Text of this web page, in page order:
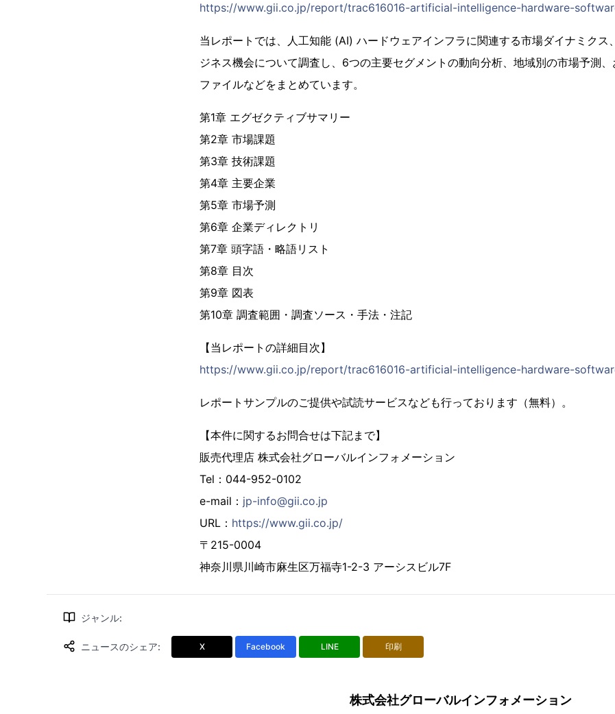
https://www.gii.co.jp/report/trac616016-artificial-intelligence-hardware-
当レポートでは、人工知能 (AI) ハードウェアインフラに関連する市場ダイナミクス
ジネス機会について調査し、6つの主要セグメントの動向分析、地域別の市場予測
ファイルなどをまとめています。
第1章 エグゼクティブサマリー
第2章 市場課題
第3章 技術課題
第4章 主要企業
第5章 市場予測
第6章 企業ディレクトリ
第7章 頭字語・略語リスト
第8章 目次
第9章 図表
第10章 調査範囲・調査ソース・手法・注記
【当レポートの詳細目次】
https://www.gii.co.jp/report/trac616016-artificial-intelligence-hardware-
レポートサンプルのご提供や試読サービスなども行っております（無料）。
【本件に関するお問合せは下記まで】
販売代理店 株式会社グローバルインフォメーション
Tel：044-952-0102
e-mail： jp-info@gii.co.jp
URL： https://www.gii.co.jp/
〒215-0004
神奈川県川崎市麻生区万福寺1-2-3 アーシスビル7F
ジャンル:
ニュースのシェア: X Facebook LINE 印刷
株式会社グローバルインフォメーション